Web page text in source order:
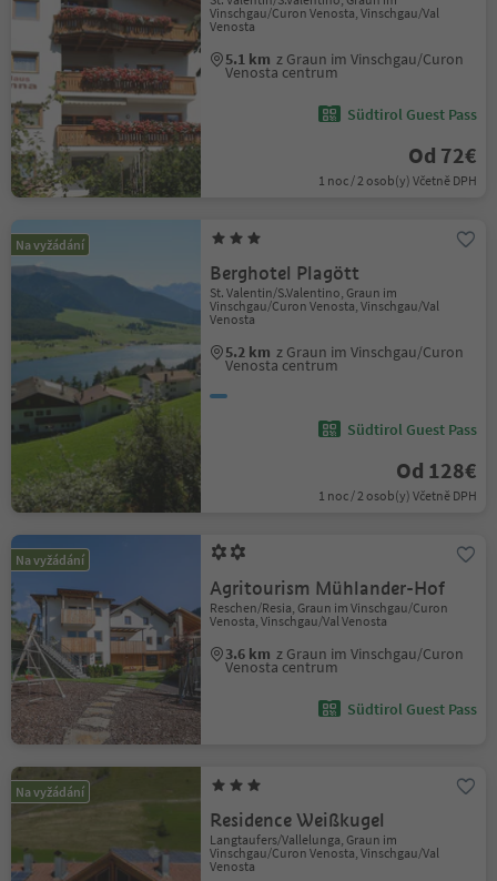
Vinschgau/Curon Venosta, Vinschgau/Val
Venosta
5.1 km z Graun im Vinschgau/Curon
Venosta centrum
Südtirol Guest Pass
Od 72€
1 noc / 2 osob(y) Včetně DPH
Na vyžádání
Berghotel Plagött
St. Valentin/S.Valentino, Graun im
Vinschgau/Curon Venosta, Vinschgau/Val
Venosta
5.2 km z Graun im Vinschgau/Curon
Venosta centrum
Südtirol Guest Pass
Od 128€
1 noc / 2 osob(y) Včetně DPH
Na vyžádání
Agritourism Mühlander-Hof
Reschen/Resia, Graun im Vinschgau/Curon
Venosta, Vinschgau/Val Venosta
3.6 km z Graun im Vinschgau/Curon
Venosta centrum
Südtirol Guest Pass
Na vyžádání
Residence Weißkugel
Langtaufers/Vallelunga, Graun im
Vinschgau/Curon Venosta, Vinschgau/Val
Venosta